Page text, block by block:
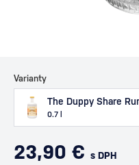
Varianty
The Duppy Share
0.7 l
23,90 € s DPH